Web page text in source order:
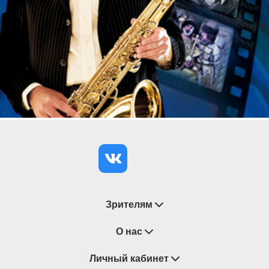
Зрителям
Восстановление билетов
Замена / Отмена / Перенос мероприятий
О нас
О компании
Личный кабинет